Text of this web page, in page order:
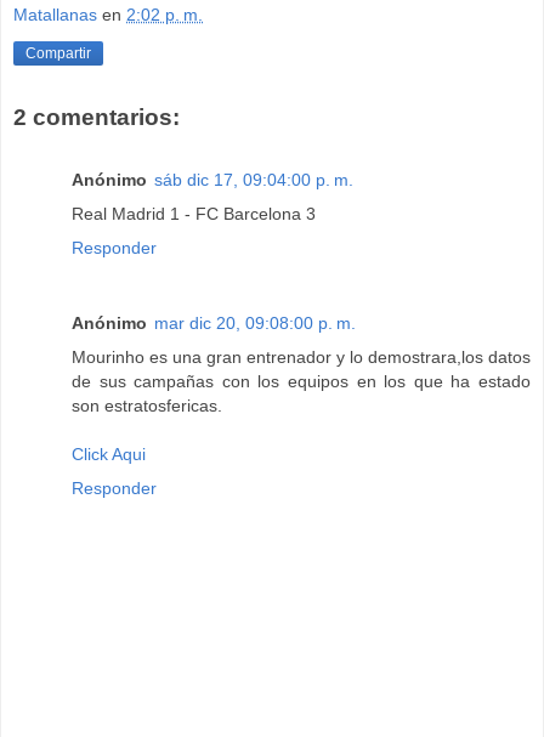
Matallanas en 2:02 p. m.
Compartir
2 comentarios:
Anónimo sáb dic 17, 09:04:00 p. m.
Real Madrid 1 - FC Barcelona 3
Responder
Anónimo mar dic 20, 09:08:00 p. m.
Mourinho es una gran entrenador y lo demostrara,los datos
de sus campañas con los equipos en los que ha estado
son estratosfericas.
Click Aqui
Responder